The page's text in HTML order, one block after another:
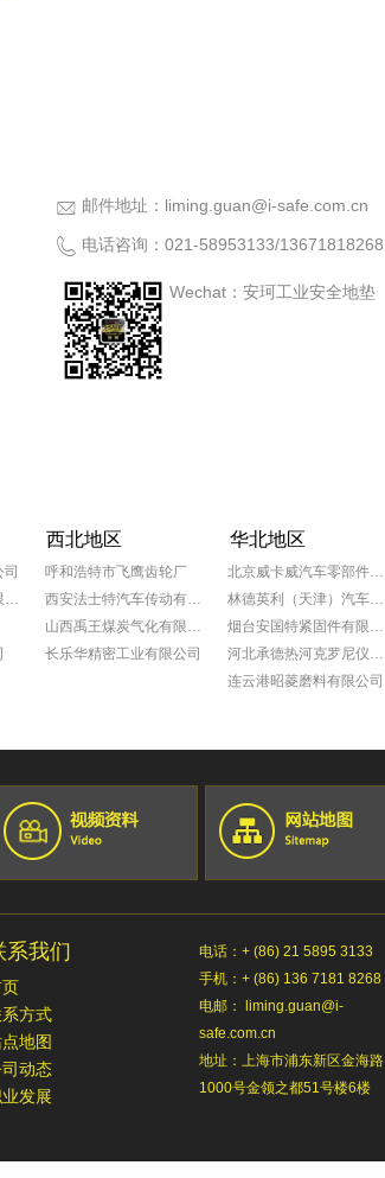
邮件地址： liming.guan@i-safe.com.cn
电话咨询： 021-58953133/13671818268
Wechat：安珂工业安全地垫
西北地区 华北地区
成都一汽国际物流有限公司
成都富维江森汽车配件有限公司
巴斯夫（重庆）化学品有限公司
成都富维江森自控汽车饰件系统有限公司
呼和浩特市飞鹰齿轮厂
西安法士特汽车传动有限责任公司
山西禹王煤炭气化有限公司
长乐华精密工业有限公司
北京威卡威汽车零部件股份有限公司
林德英利（天津）汽车部件有限公司
烟台安国特紧固件有限公司
河北承德热河克罗尼仪表公司
连云港昭菱磨料有限公司
蒂森克虏伯发动机零部件（中国）有限公司
约翰迪尔(天津)有限公司
廊坊卢卡斯伟利达廊重制动有限公司
天津一汽丰田汽车有限公司
青岛毕勤电子有限公司
中川国际矿业控股有限公司
北京电力公司
系我们
方式
地图
动态
发展
电话：+ (86) 21 5895 3133
手机：+ (86) 136 7181 8268
电邮： liming.guan@i-
safe.com.cn
地址：上海市浦东新区金海路
1000号金领之都51号楼6楼